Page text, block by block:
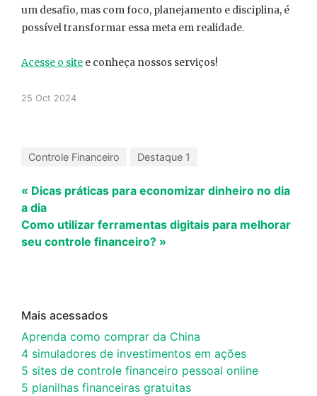
um desafio, mas com foco, planejamento e disciplina, é
possível transformar essa meta em realidade.
Acesse o site e conheça nossos serviços!
25 Oct 2024
Controle Financeiro Destaque 1
« Dicas práticas para economizar dinheiro no dia
a dia
Como utilizar ferramentas digitais para melhorar
seu controle financeiro? »
Mais acessados
Aprenda como comprar da China
4 simuladores de investimentos em ações
5 sites de controle financeiro pessoal online
5 planilhas financeiras gratuitas